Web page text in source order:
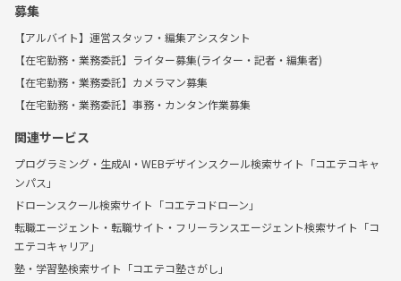
募集
【アルバイト】運営スタッフ・編集アシスタント
【在宅勤務・業務委託】ライター募集(ライター・記者・編集者)
【在宅勤務・業務委託】カメラマン募集
【在宅勤務・業務委託】事務・カンタン作業募集
関連サービス
プログラミング・生成AI・WEBデザインスクール検索サイト「コエテコキャ
ンパス」
ドローンスクール検索サイト「コエテコドローン」
転職エージェント・転職サイト・フリーランスエージェント検索サイト「コ
エテコキャリア」
塾・学習塾検索サイト「コエテコ塾さがし」